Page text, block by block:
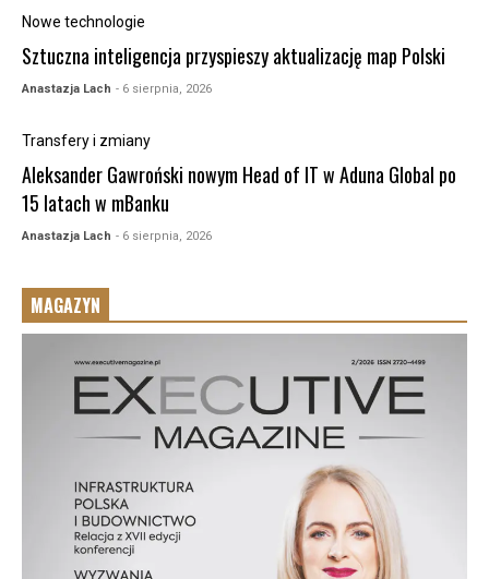
Nowe technologie
Sztuczna inteligencja przyspieszy aktualizację map Polski
Anastazja Lach - 6 sierpnia, 2026
Transfery i zmiany
Aleksander Gawroński nowym Head of IT w Aduna Global po
15 latach w mBanku
Anastazja Lach - 6 sierpnia, 2026
MAGAZYN